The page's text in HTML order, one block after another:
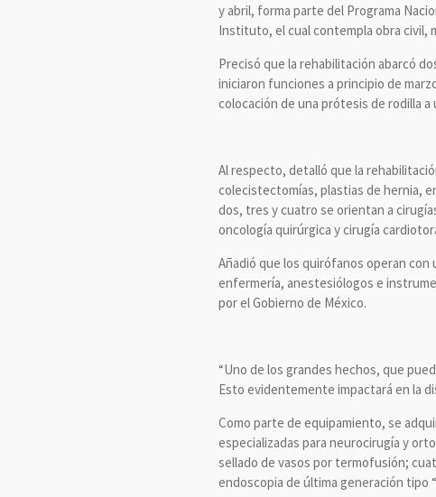
y abril, forma parte del Programa
Instituto, el cual contempla obra civil,
Precisó que la rehabilitación abarcó
iniciaron funciones a principio de
colocación de una prótesis de rodilla
Al respecto, detalló que la
colecistectomías, plastias de hernia,
dos, tres y cuatro se orientan a
oncología quirúrgica y cirugía
Añadió que los quirófanos operan
enfermería, anestesiólogos e
por el Gobierno de México.
“Uno de los grandes hechos, que
Esto evidentemente impactará en la
Como parte de equipamiento, se
especializadas para neurocirugía y
sellado de vasos por termofusión;
endoscopia de última generación tipo